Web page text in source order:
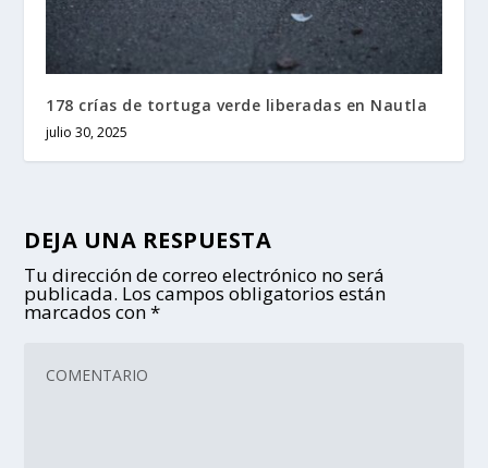
178 crías de tortuga verde liberadas en Nautla
julio 30, 2025
DEJA UNA RESPUESTA
Tu dirección de correo electrónico no será
publicada. Los campos obligatorios están
marcados con*